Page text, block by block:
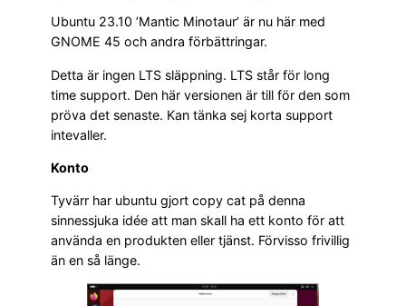
Ubuntu 23.10 ’Mantic Minotaur’ är nu här med
GNOME 45 och andra förbättringar.
Detta är ingen LTS släppning. LTS står för long
time support. Den här versionen är till för den som
pröva det senaste. Kan tänka sej korta support
intevaller.
Konto
Tyvärr har ubuntu gjort copy cat på denna
sinnessjuka idée att man skall ha ett konto för att
använda en produkten eller tjänst. Förvisso frivillig
än en så länge.